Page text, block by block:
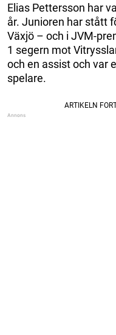
Elias Pettersson har
år. Junioren har stått
Växjö – och i JVM-
1 segern mot
och en assist och var
spelare.